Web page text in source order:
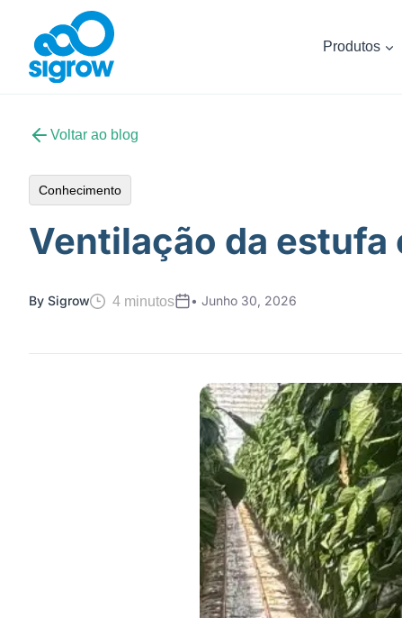
content
Produtos
Voltar ao blog
Conhecimento
Ventilação da estufa
By Sigrow 4 minutos • Junho 30, 2026